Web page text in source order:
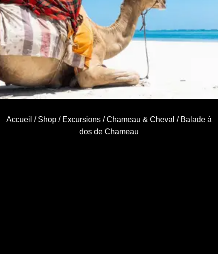
Accueil / Shop / Excursions /Chameau & Cheval / Balade à
dos de Chameau